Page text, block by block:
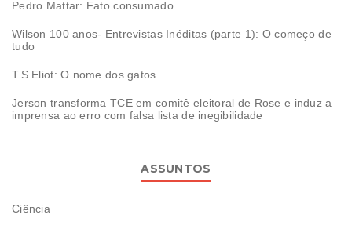
Pedro Mattar: Fato consumado
Wilson 100 anos- Entrevistas Inéditas (parte 1): O começo de
tudo
T.S Eliot: O nome dos gatos
Jerson transforma TCE em comitê eleitoral de Rose e induz a
imprensa ao erro com falsa lista de inegibilidade
ASSUNTOS
Ciência